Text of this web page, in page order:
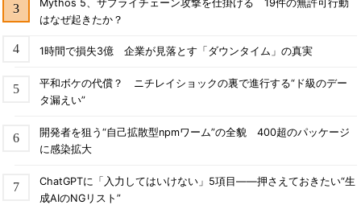
Mythos 5、サプライチェーン攻撃を仕掛ける 19件の無許可行動
はなぜ起きたか？
1時間で損失3億 企業が見落とす「ダウンタイム」の真実
平和ボケの代償？ ニチレイショックの裏で進行する“ド級のデー
タ漏えい”
開発者を狙う“自己拡散型npmワーム”の全貌 400超のパッケージ
に感染拡大
ChatGPTに「入力してはいけない」5項目――押さえておきたい“生
成AIのNGリスト”